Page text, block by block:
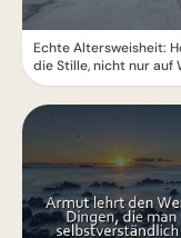
Echte Altersweisheit:
die Stille, nicht nur auf